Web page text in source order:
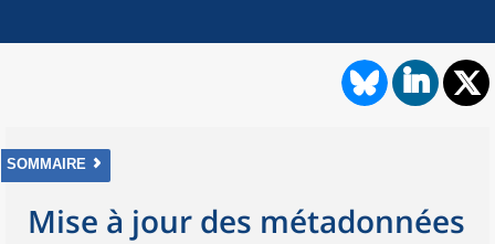
SOMMAIRE
Mise à jour des métadonnées